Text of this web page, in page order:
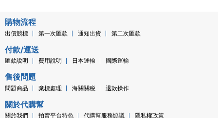
購物流程
出價競標 第一次匯款 通知出貨 第二次匯款
付款/運送
匯款說明 費用說明 日本運輸 國際運輸
售後問題
問題商品 棄標處理 海關關税 退款操作
關於代購幫
關於我們 拍賣平台特色 代購幫服務協議 隱私權政策